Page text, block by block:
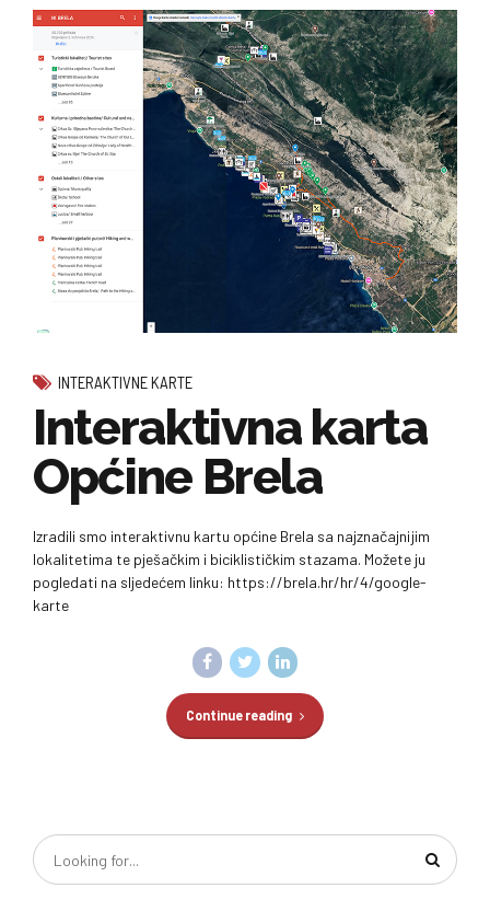
INTERAKTIVNE KARTE
Interaktivna karta
Općine Brela
Izradili smo interaktivnu kartu općine Brela sa najznačajnijim
lokalitetima te pješačkim i biciklističkim stazama. Možete ju
pogledati na sljedećem linku: https://brela.hr/hr/4/google-
karte
Continue reading